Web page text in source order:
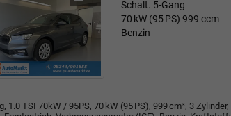
Schalt. 5-Gang
70 kW (95 PS) 999 ccm
Benzin
1.0 TSI 70kW / 95PS, 70 kW (95 PS), 999 cm³, 3